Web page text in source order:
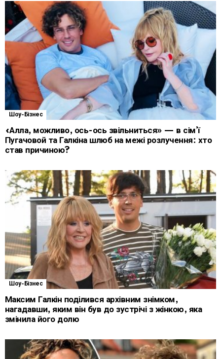
Шоу-Бізнес
«Алла, можливо, ось-ось звільниться» — в сім’ї
Пугачовой та Галкіна шлюб на межі розлучення: хто
став причиною?
Шоу-Бізнес
Максим Галкін поділився архівним знімком,
нагадавши, яким він був до зустрічі з жінкою, яка
змінила його долю